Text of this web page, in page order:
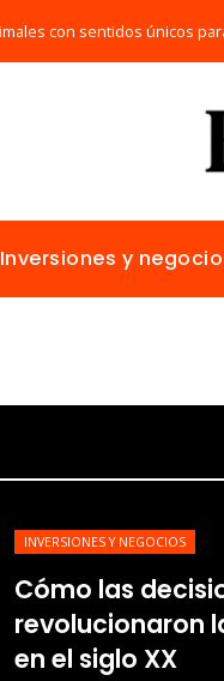
Inversiones y
INVERSIONES Y NEGOCIOS
Cómo las
revolucionaron
en el siglo XX